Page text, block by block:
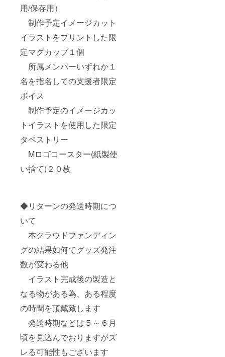
用/保存用）
制作予定イメージカット
イラストをプリントした限
定マグカップ１個
所属メンバーいずれか１
名を指名しての支援者限定
ボイス
制作予定のイメージカッ
トイラストを使用した限定
タペストリー
Mロゴコースター(紙製使
い捨て)２０枚
◆リターンの発送時期につ
いて
本クラウドファンディン
グの結果如何でグッズ発注
数が変わる他
イラスト完成後の製造と
なる物がある為、ある程度
の時間を頂戴致します
発送時期などは５～６月
頃を見込んでおりますがズ
レる可能性もございます